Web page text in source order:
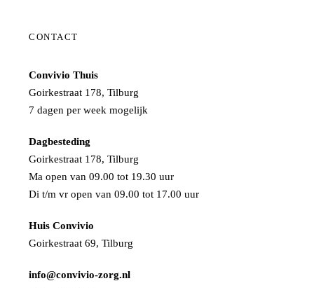
CONTACT
Convivio Thuis
Goirkestraat 178, Tilburg
7 dagen per week mogelijk
Dagbesteding
Goirkestraat 178, Tilburg
Ma open van 09.00 tot 19.30 uur
Di t/m vr open van 09.00 tot 17.00 uur
Huis Convivio
Goirkestraat 69, Tilburg
info@convivio-zorg.nl